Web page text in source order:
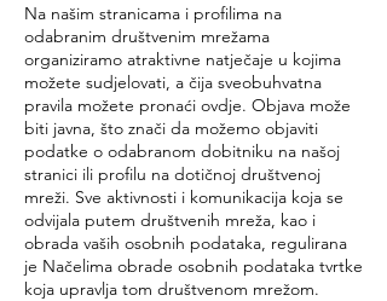
Na našim stranicama i profilima na
odabranim društvenim mrežama
organiziramo atraktivne natječaje u kojima
možete sudjelovati, a čija sveobuhvatna
pravila možete pronaći ovdje. Objava može
biti javna, što znači da možemo objaviti
podatke o odabranom dobitniku na našoj
stranici ili profilu na dotičnoj društvenoj
mreži. Sve aktivnosti i komunikacija koja se
odvijala putem društvenih mreža, kao i
obrada vaših osobnih podataka, regulirana
je Načelima obrade osobnih podataka tvrtke
koja upravlja tom društvenom mrežom.